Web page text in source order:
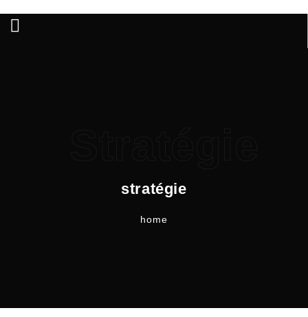
stratégie
home